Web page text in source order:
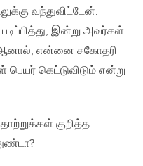
வந்துவிட்டேன்.
இன்று அவர்கள்
ஆனால், என்னை சகோதரி
கெட்டுவிடும் என்று
குறித்த